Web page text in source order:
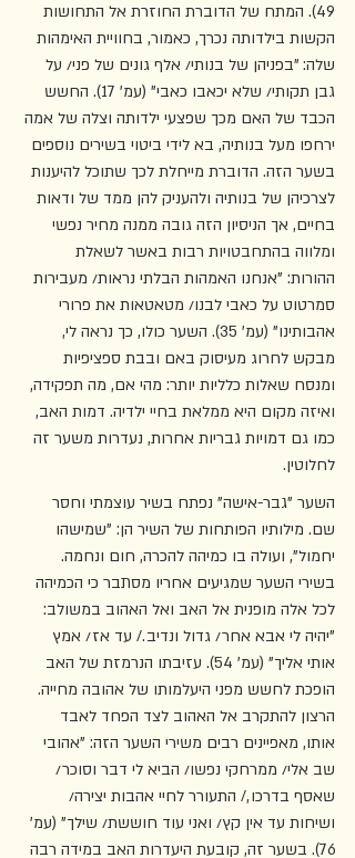
49). המתח של הדוברת החוזרת אל התחושות
הקשות בילדותה נכרך, כאמור, בחוויית האימהות
שלה: "בפניהן של בנותי/ אלף גונים של פני/ על
גבן תקותי/ שלא יכאבו כאבי" (עמ' 17). החשש
הכבד של האם מכך שפצעי ילדותה וצלה של אמה
ירחפו מעל בנותיה, בא לידי ביטוי בשירים נוספים
בשער הזה. הדוברת מייחלת לכך שתוכל להיענות
לצרכיהן של בנותיה ולהעניק להן ממד של ודאות
בחיים, אך הניסיון הזה גובה ממנה מחיר נפשי
ומלווה בהתחבטויות רבות באשר לשאלת
ההורות: "אנחנו האמהות הבלתי נראות/ מעבירות
סמרטוט על כאבי לבנו/ מטאטאות את פרורי
אהבותינו" (עמ' 35). השער כולו, כך נראה לי,
מבקש לחרוג מעיסוק באם ובבת ספציפיות
ומנסח שאלות כלליות יותר: מהי אם, מה תפקידה,
ואיזה מקום היא ממלאת בחיי ילדיה. דמות האב,
כמו גם דמויות גבריות אחרות, נעדרות משער זה
לחלוטין.
השער "גבר-אישה" נפתח בשיר עוצמתי וחסר
שם. מילותיו הפותחות של השיר הן: "שמישהו
יחמול", ועולה בו כמיהה להכרה, חום ונחמה.
בשירי השער שמגיעים אחריו מסתבר כי הכמיהה
לכל אלה מופנית אל האב ואל האהוב במשולב:
"יהיה לי אבא אחר/ גדול ונדיב./ עד אז/ אמץ
אותי אליך" (עמ' 54). עזיבתו הנרמזת של האב
הופכת לחשש מפני היעלמותו של אהובה מחייה.
הרצון להתקרב אל האהוב לצד הפחד לאבד
אותו, מאפיינים רבים משירי השער הזה: "אהובי
שב אלי/ ממרחקי נפשו/ הביא לי דבר וסוכר/
שאסף בדרכו,/ התעורר לחיי אהבות יצירה/
ושיחות עד אין קץ/ ואני עוד חוששת/ שילך" (עמ'
76). בשער זה, קובעת היעדרות האב במידה רבה